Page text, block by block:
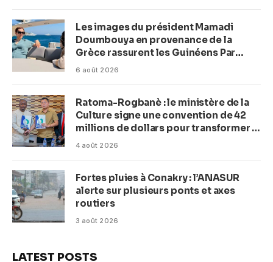
Les images du président Mamadi
Doumbouya en provenance de la
Grèce rassurent les Guinéens Par
(Macka Baldé)
6 août 2026
Ratoma-Rogbanè : le ministère de la
Culture signe une convention de 42
millions de dollars pour transformer la
plage en complexe balnéaire
4 août 2026
Fortes pluies à Conakry : l’ANASUR
alerte sur plusieurs ponts et axes
routiers
3 août 2026
LATEST POSTS